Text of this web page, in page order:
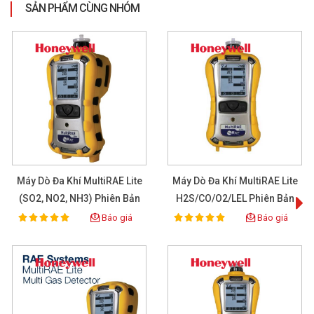
kỳ cần thiết.
việc và hiệu quả làm việc cực kỳ cao chiếc bút dò khí di
động đang là sản phẩm khá được ưa chuộng trên thị
trường hiện nay, là một trong những sản phẩm bán
nhiều nhất của Hanwei.
Thông số kỹ thuật
SẢN PHẨM CÙNG NHÓM
Máy Dò Đa Khí MultiRAE Lite
(SO2, NO2, NH3) Phiên Bản
Có Bơm
Rating:
100% Báo giá
Máy Dò Đa Khí MultiRAE Lite
H2S/CO/O2/LEL Phiên Bản
Có Bơm
Rating:
100% Báo giá